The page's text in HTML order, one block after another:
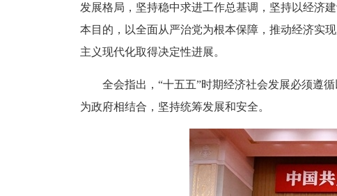
发展格局，坚持稳中求进工作总基调，坚持以经济
本目的，以全面从严治党为根本保障，推动经济实
主义现代化取得决定性进展。
全会指出，“十五五”时期经济社会发展必须遵
为政府相结合，坚持统筹发展和安全。